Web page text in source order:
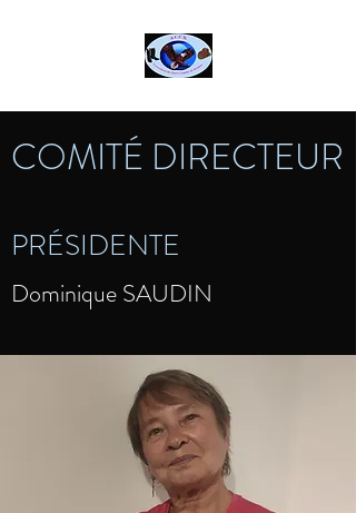
COMITÉ DIRECTEUR
PRÉSIDENTE
Dominique SAUDIN